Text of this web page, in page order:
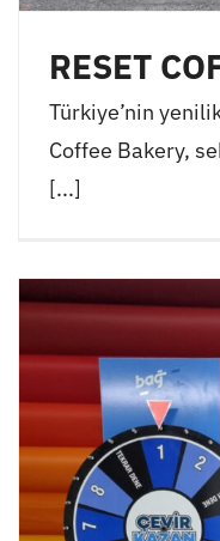
RESET
Türkiye’nin
Coffee Bakery,
[...]